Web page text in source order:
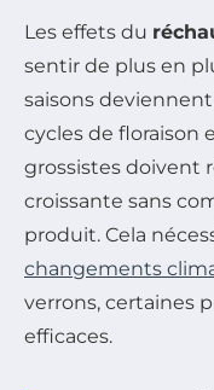
Les effets du
sentir de plus en
saisons
cycles de floraison
grossistes doivent
croissante sans
produit. Cela
changements
verrons, certaines
efficaces.